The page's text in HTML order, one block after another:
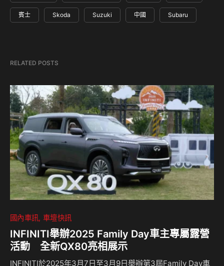
賓士 Skoda Suzuki 中國 Subaru
RELATED POSTS
國內車訊 車壇快訊
INFINITI舉辦2025 Family Day車主專屬露營
活動 全新QX80亮相展示
INFINITI於2025年3月7日至3月9日舉辦第3屆Family Day車